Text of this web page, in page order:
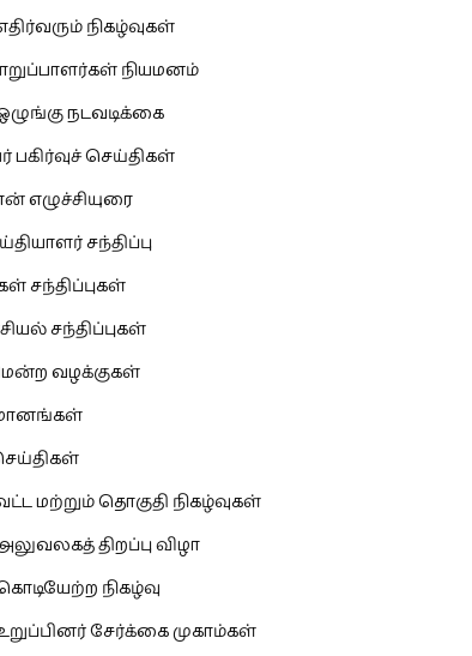
நிகழ்வுகள்
நியமனம்
நடவடிக்கை
பகிர்வுச் செய்திகள்
எழுச்சியுரை
சந்திப்பு
சந்திப்புகள்
சந்திப்புகள்
வழக்குகள்
மற்றும் தொகுதி நிகழ்வுகள்
திறப்பு விழா
நிகழ்வு
சேர்க்கை முகாம்கள்